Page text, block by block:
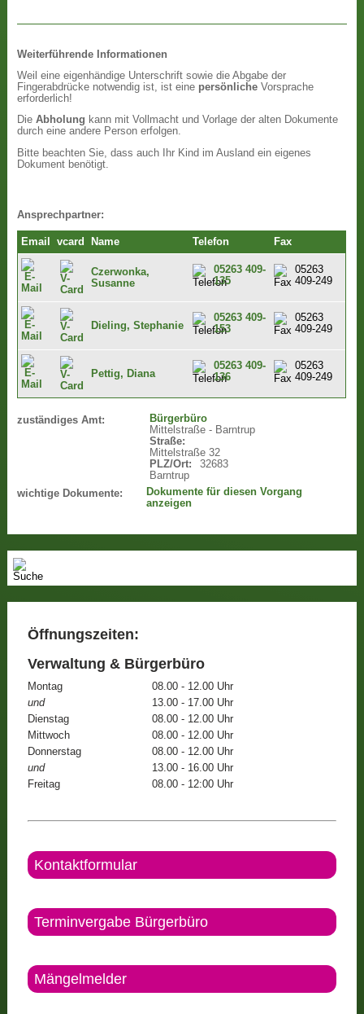
Weiterführende Informationen
Weil eine eigenhändige Unterschrift sowie die Abgabe der
Fingerabdrücke notwendig ist, ist eine persönliche Vorsprache
erforderlich!
DieAbholung kann mit Vollmacht und Vorlage der alten Dokumente
durch eine andere Person erfolgen.
Bitte beachten Sie, dass auch Ihr Kind im Ausland ein eigenes
Dokument benötigt.
Ansprechpartner:
Email vcard Name Telefon Fax
Czerwonka,
Susanne
05263 409-
135
05263
409-249
Dieling, Stephanie
05263 409-
153
05263
409-249
Pettig, Diana
05263 409-
136
05263
409-249
zuständiges Amt:
Bürgerbüro
Mittelstraße - Barntrup
Straße:
Mittelstraße 32
PLZ/Ort:
32683
Barntrup
wichtige Dokumente:
Dokumente für diesen Vorgang
anzeigen
Öffnungszeiten:
Verwaltung & Bürgerbüro
Montag
08.00 - 12.00 Uhr
und
13.00 - 17.00 Uhr
Dienstag
08.00 - 12.00 Uhr
Mittwoch
08.00 - 12.00 Uhr
Donnerstag
08.00 - 12.00 Uhr
und
13.00 - 16.00 Uhr
Freitag
08.00 - 12:00 Uhr
Kontaktformular
Terminvergabe Bürgerbüro
Mängelmelder